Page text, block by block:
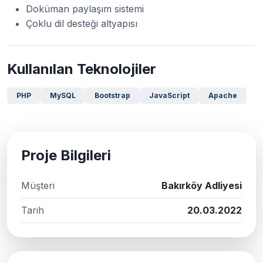
Doküman paylaşım sistemi
Çoklu dil desteği altyapısı
Kullanılan Teknolojiler
PHP MySQL Bootstrap JavaScript Apache
Proje Bilgileri
Müşteri Bakırköy Adliyesi
Tarih 20.03.2022